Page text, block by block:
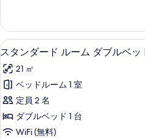
(Free
Breakfast)
の
す
べ
て
の
写
ー
ド
ル
ム
(Free
Breakfast)
の
詳
細
ス
タ
ン
ダ
ー
ド
18
スタンダード ルーム ダブルベ
21 ㎡
ベッドルーム 1 室
定員 2 名
ダブルベッド 1 台
WiFi (無料)